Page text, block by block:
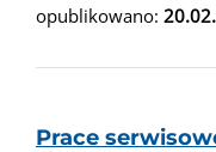
opublikowano:
Prace